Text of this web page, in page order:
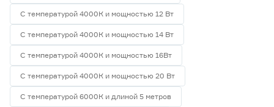
С температурой 4000К и мощностью 12 Вт
С температурой 4000К и мощностью 14 Вт
С температурой 4000К и мощностью 16Вт
С температурой 4000К и мощностью 20 Вт
С температурой 6000К и длиной 5 метров